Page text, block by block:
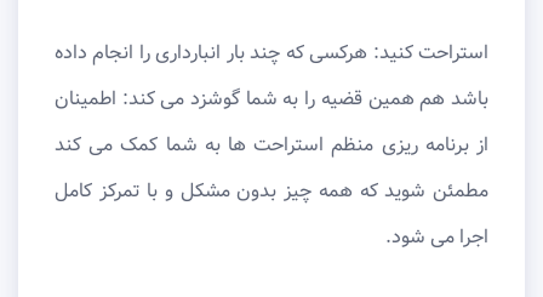
استراحت کنید: هرکسی که چند بار انبارداری را انجام داده
باشد هم همین قضیه را به شما گوشزد می کند: اطمینان
از برنامه ریزی منظم استراحت ها به شما کمک می کند
مطمئن شوید که همه چیز بدون مشکل و با تمرکز کامل
اجرا می شود.